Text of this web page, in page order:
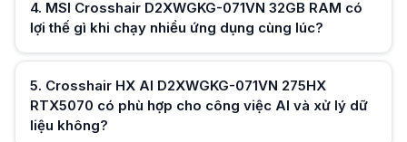
Mặc dù thuộc nhóm laptop gaming hiệu năng cao, Crosshair
MSI Crosshair D2XWGKG-071VN QHD+ 240Hz có tạo cảm giác cao
Thiết kế Cosmos Gray cùng bàn phím RGB 24-Zone trên MSI
Hữu ích (0)
Hữu ích (0)
4. MSI Crosshair D2XWGKG-071VN 32GB RAM có
lợi thế gì khi chạy nhiều ứng dụng cùng lúc?
5. Crosshair HX AI D2XWGKG-071VN 275HX
RTX5070 có phù hợp cho công việc AI và xử lý dữ
liệu không?